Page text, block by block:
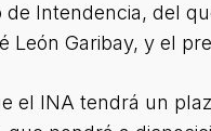
Intendencia, del
Garibay, y el
el INA tendrá un